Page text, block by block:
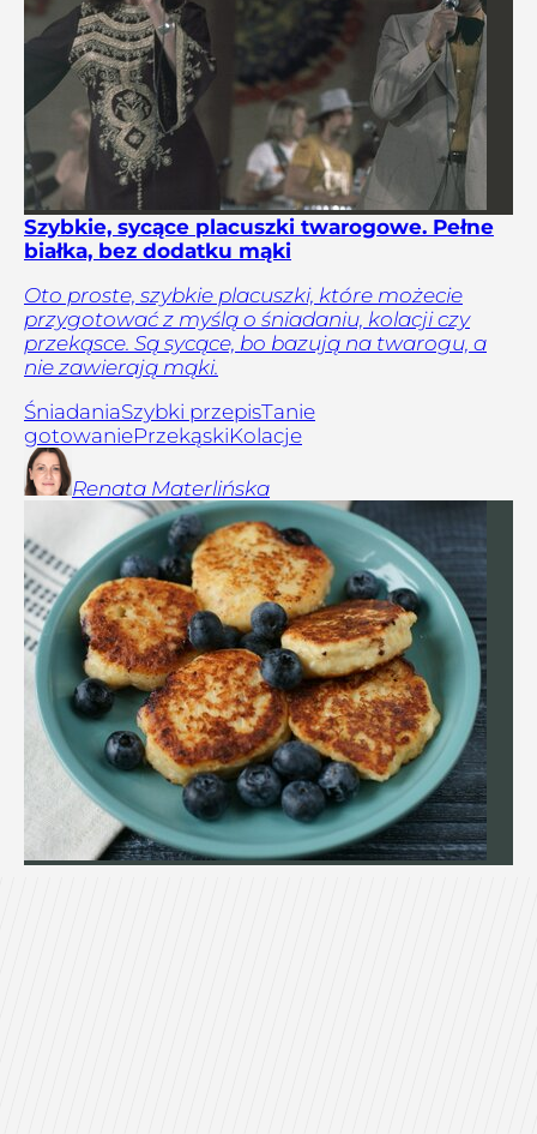
Szybkie, sycące placuszki twarogowe. Pełne
białka, bez dodatku mąki
Oto proste, szybkie placuszki, które możecie
przygotować z myślą o śniadaniu, kolacji czy
przekąsce. Są sycące, bo bazują na twarogu, a
nie zawierają mąki.
ŚniadaniaSzybki przepisTanie
gotowaniePrzekąskiKolacje
Renata Materlińska